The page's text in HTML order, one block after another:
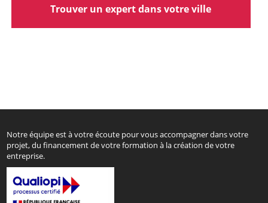
Trouver un expert dans votre ville
Notre équipe est à votre écoute pour vous accompagner dans votre
projet, du financement de votre formation à la création de votre
entreprise.